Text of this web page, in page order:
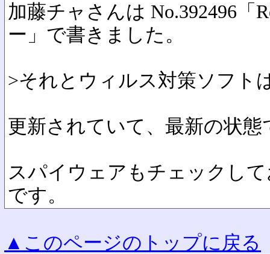
加藤チャさんは No.392496「
ー」で書きました。
>それとウィルス対策ソフト
更新されていて、最新の状態
スパイウェアもチェックし
です。
▲このページのトップに戻る